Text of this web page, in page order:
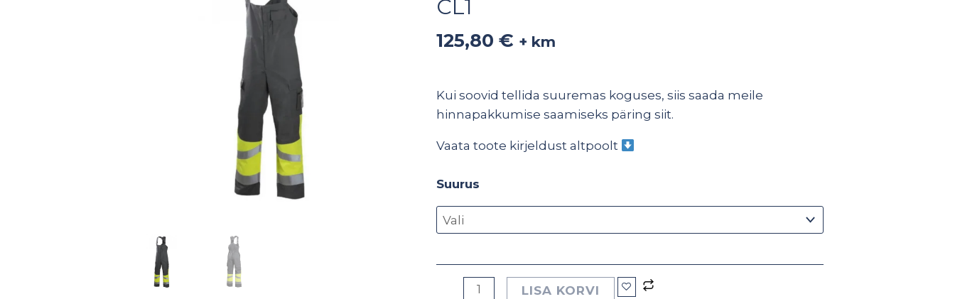
CL1
125,80 € + km
Kui soovid tellida suuremas koguses, siis saada meile
hinnapakkumise saamiseks päring siit.
Vaata toote kirjeldust altpoolt
Suurus
Multi
kõrgn
LISA KORVI